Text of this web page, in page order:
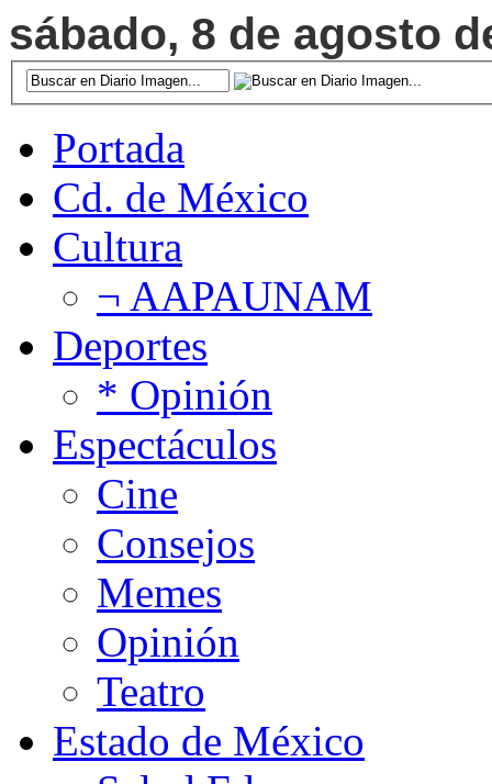
sábado, 8 de agosto
Portada
Cd. de México
Cultura
¬ AAPAUNAM
Deportes
* Opinión
Espectáculos
Cine
Consejos
Memes
Opinión
Teatro
Estado de México